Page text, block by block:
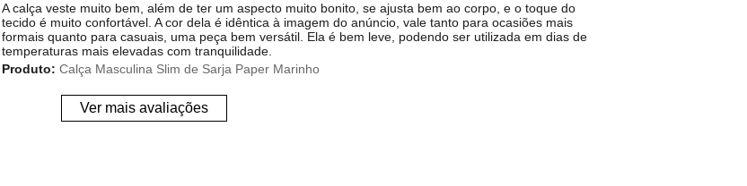
A calça veste muito bem, além de ter um aspecto muito bonito, se ajusta bem ao corpo, e o toque do
tecido é muito confortável. A cor dela é idêntica à imagem do anúncio, vale tanto para ocasiões mais
formais quanto para casuais, uma peça bem versátil. Ela é bem leve, podendo ser utilizada em dias de
temperaturas mais elevadas com tranquilidade.
Produto: Calça Masculina Slim de Sarja Paper Marinho
Ver mais avaliações